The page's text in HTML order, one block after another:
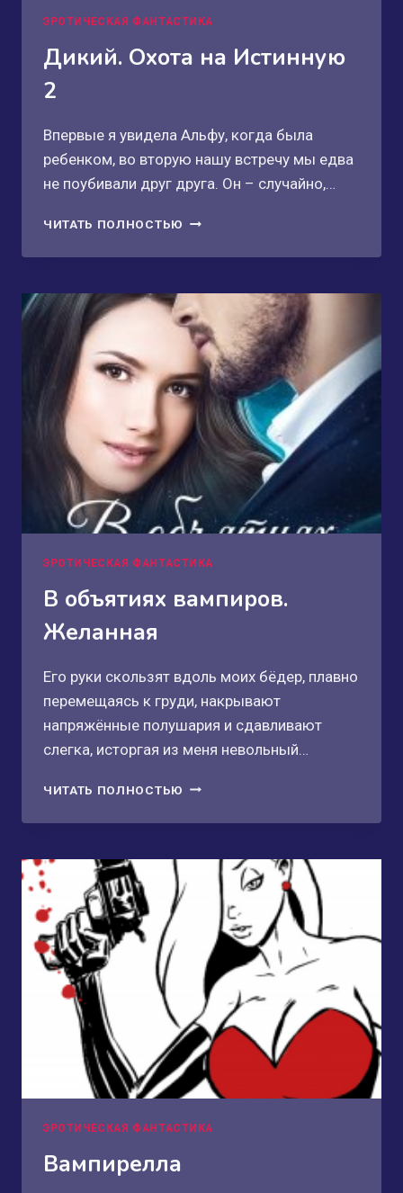
ЭРОТИЧЕСКАЯ ФАНТАСТИКА
Дикий. Охота на Истинную
2
Впервые я увидела Альфу, когда была
ребенком, во вторую нашу встречу мы едва
не поубивали друг друга. Он – случайно,…
ЧИТАТЬ ПОЛНОСТЬЮ ДИКИЙ.
НА
2
ЭРОТИЧЕСКАЯ ФАНТАСТИКА
В объятиях вампиров.
Желанная
Его руки скользят вдоль моих бёдер, плавно
перемещаясь к груди, накрывают
напряжённые полушария и сдавливают
слегка, исторгая из меня невольный…
ЧИТАТЬ ПОЛНОСТЬЮ В
ВАМПИРОВ.
ЭРОТИЧЕСКАЯ ФАНТАСТИКА
Вампирелла